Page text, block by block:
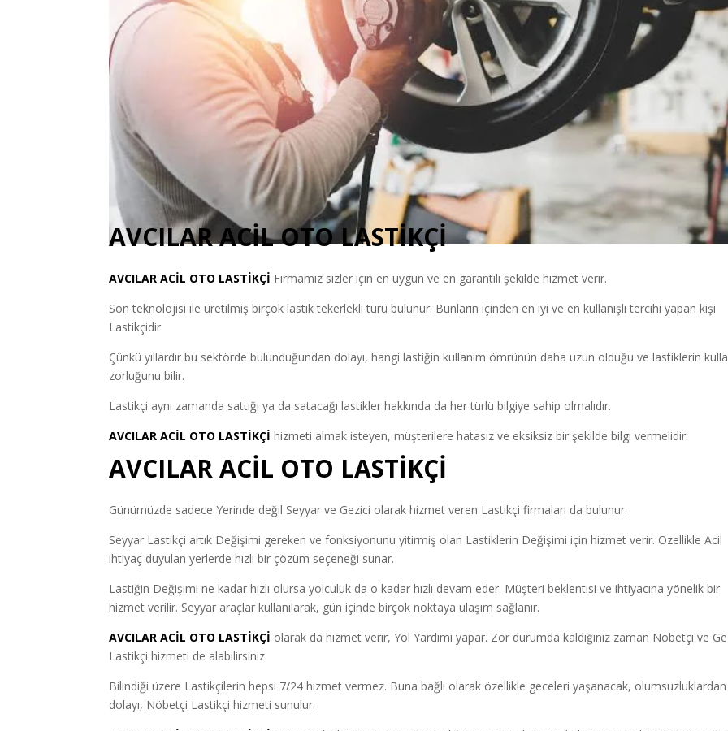
AVCILAR ACİL OTO LASTİKÇİ
AVCILARACİL OTO LASTİKÇİ Firmamız sizler için en uygun ve en garantili şekilde hizmet verir.
Son teknolojisi ile üretilmiş birçok lastik tekerlekli türü bulunur. Bunların içinden en iyi ve en kullanışlı tercihi yapan kişi
Lastikçidir.
Çünkü yıllardır bu sektörde bulunduğundan dolayı, hangi lastiğin kullanım ömrünün daha uzun olduğu ve lastiklerin
zorluğunu bilir.
Lastikçi aynı zamanda sattığı ya da satacağı lastikler hakkında da her türlü bilgiye sahip olmalıdır.
AVCILAR ACİL OTO LASTİKÇİ hizmeti almak isteyen, müşterilere hatasız ve eksiksiz bir şekilde bilgi vermelidir.
AVCILAR ACİL OTO LASTİKÇİ
Günümüzde sadece Yerinde değil Seyyar ve Gezici olarak hizmet veren Lastikçi firmaları da bulunur.
Seyyar Lastikçi artık Değişimi gereken ve fonksiyonunu yitirmiş olan Lastiklerin Değişimi için hizmet verir. Özellikle Acil
ihtiyaç duyulan yerlerde hızlı bir çözüm seçeneği sunar.
Lastiğin Değişimi ne kadar hızlı olursa yolculuk da o kadar hızlı devam eder. Müşteri beklentisi ve ihtiyacına yönelik bir
hizmet verilir. Seyyar araçlar kullanılarak, gün içinde birçok noktaya ulaşım sağlanır.
AVCILAR ACİL OTO LASTİKÇİ olarak da hizmet verir, Yol Yardımı yapar. Zor durumda kaldığınız zaman Nöbetçi ve
Lastikçi hizmeti de alabilirsiniz.
Bilindiği üzere Lastikçilerin hepsi 7/24 hizmet vermez. Buna bağlı olarak özellikle geceleri yaşanacak, olumsuzluklardan
dolayı, Nöbetçi Lastikçi hizmeti sunulur.